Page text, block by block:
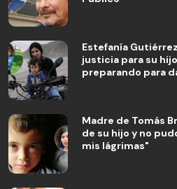
Estefanía
justicia para su
preparando para
Madre de Tomás
de su hijo y no
mis lágrimas"